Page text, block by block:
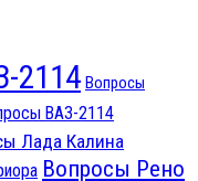
2114 Вопросы
ВАЗ-2114
Лада Калина
Вопросы Рено